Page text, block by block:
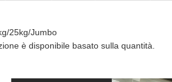
25kg/Jumbo
è disponibile basato sulla quantità.